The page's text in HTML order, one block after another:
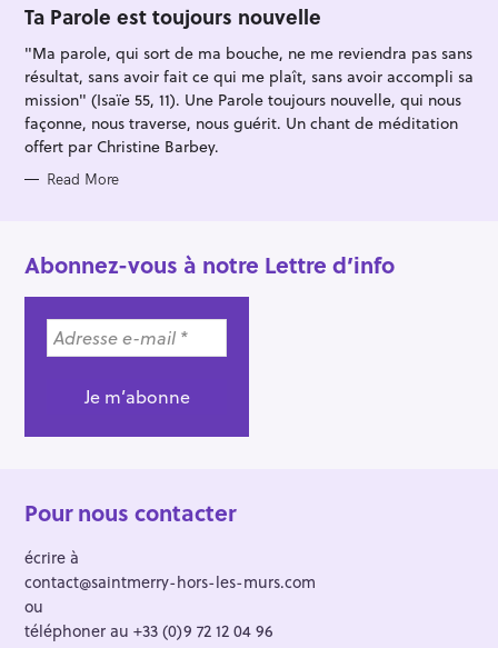
O
R
E
Ta Parole est toujours nouvelle
"Ma parole, qui sort de ma bouche, ne me reviendra pas sans
résultat, sans avoir fait ce qui me plaît, sans avoir accompli sa
mission" (Isaïe 55, 11). Une Parole toujours nouvelle, qui nous
façonne, nous traverse, nous guérit. Un chant de méditation
offert par Christine Barbey.
Read More
Abonnez-vous à notre Lettre d’info
Pour nous contacter
écrire à
contact@saintmerry-hors-les-murs.com
ou
téléphoner au +33 (0)9 72 12 04 96